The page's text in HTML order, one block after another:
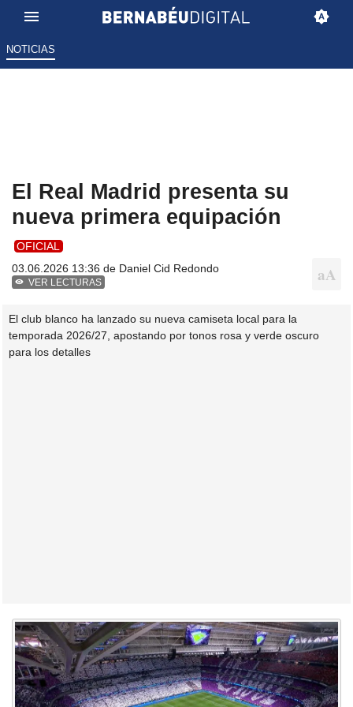
NOTICIAS
El Real Madrid presenta su
nueva primera equipación
OFICIAL
03.06.2026 13:36 de Daniel Cid Redondo
VER LECTURAS
El club blanco ha lanzado su nueva camiseta local para la
temporada 2026/27, apostando por tonos rosa y verde oscuro
para los detalles